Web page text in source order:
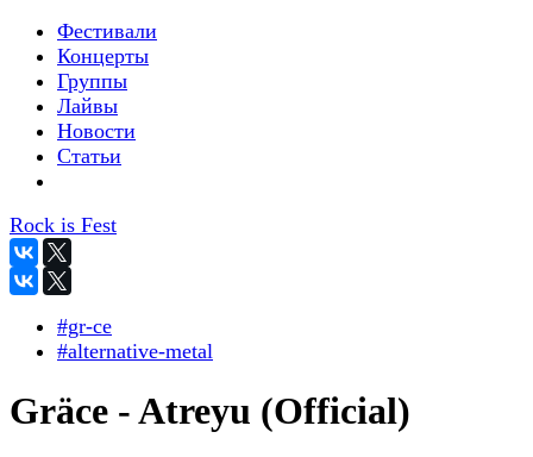
Фестивали
Концерты
Группы
Лайвы
Новости
Статьи
Rock is Fest
#gr-ce
#alternative-metal
Gräce - Atreyu (Official)